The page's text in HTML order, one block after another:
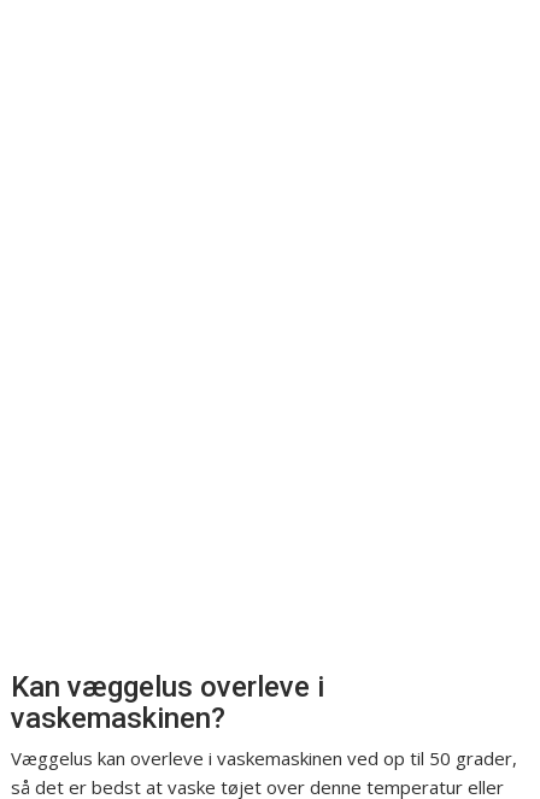
Kan væggelus overleve i
vaskemaskinen?
Væggelus kan overleve i vaskemaskinen ved op til 50 grader,
så det er bedst at vaske tøjet over denne temperatur eller